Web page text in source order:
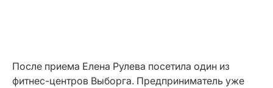
После приема Елена Рулева посетила один из
фитнес-центров Выборга. Предприниматель уже